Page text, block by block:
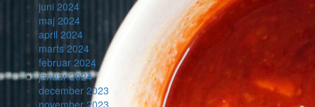
juni 2024
maj 2024
april 2024
marts 2024
februar 2024
januar 2024
december 2023
november 2023